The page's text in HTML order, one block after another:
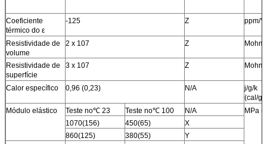
Coeficiente
térmico do ε
-125 Z ppm/℃
Resistividade de
volume
2 x 107 Z Mohm
Resistividade de
superfície
3 x 107 Z Mohm
Calor específico 0,96 (0,23) N/A
j/g/k
(cal/g/
Módulo elástico
Teste no℃ 23 Teste no℃ 100 N/A
MPa
1070(156)
450(65)
X
860(125)
380(55)
Y